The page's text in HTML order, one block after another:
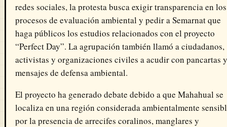
redes sociales, la protesta busca exigir transparencia en los
procesos de evaluación ambiental y pedir a Semarnat que
haga públicos los estudios relacionados con el proyecto
“Perfect Day”. La agrupación también llamó a ciudadanos,
activistas y organizaciones civiles a acudir con pancartas y
mensajes de defensa ambiental.
El proyecto ha generado debate debido a que Mahahual se
localiza en una región considerada ambientalmente
por la presencia de arrecifes coralinos, manglares y